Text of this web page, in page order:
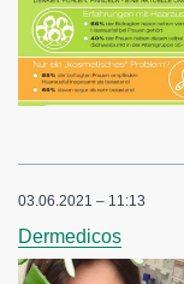
03.06.2021 – 11:13
Dermedicos